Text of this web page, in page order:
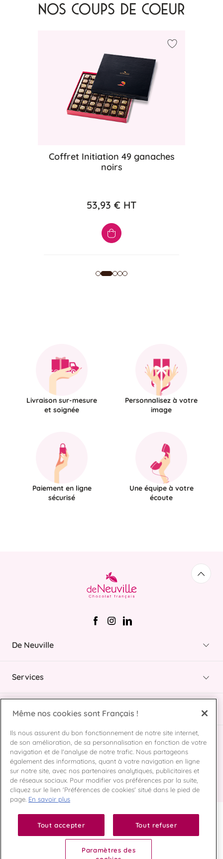
NOS COUPS DE COEUR
Coffret Initiation 49 ganaches
noirs
Ajouter à
53,93 € HT
Livraison sur-mesure
et soignée
Personnalisez à votre
image
Paiement en ligne
sécurisé
Une équipe à votre
écoute
De Neuville
Services
Informations
Service client
09 74 99 64 39
du lundi au vendredi
Nous contacter
Même nos cookies sont Français !
Ils nous assurent du bon fonctionnement de notre site internet,
de son amélioration, de sa personnalisation en fonction de votre
navigation et de l'analyse de notre trafic. Nous partageons
également des informations, quant à votre navigation en ligne
sur notre site, avec nos partenaires analytiques, publicitaires et
de réseaux sociaux. Pour modifier vos préférences par la suite,
cliquez sur le lien 'Préférences de cookies' situé dans le pied de
page. En savoir plus
Tout accepter Tout refuser
Paramètres des